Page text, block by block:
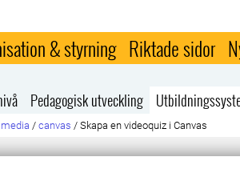
& styrning Riktade sidor
Pedagogisk utveckling
/ canvas / Skapa en videoquiz i Canvas